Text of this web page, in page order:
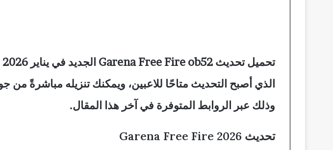
وذلك عبر الروابط المتوفرة في آخر هذا المقال.
تحديث Garena Free Fire 2026